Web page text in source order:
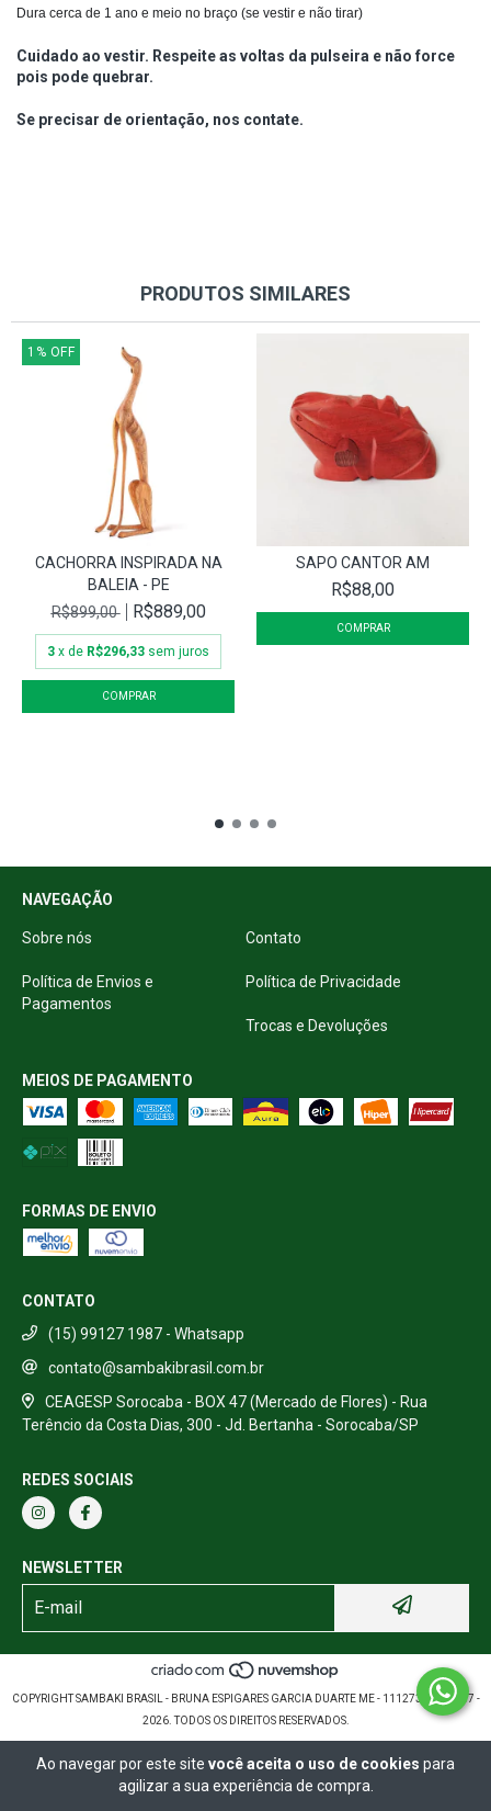
Ao navegar por este site você aceita o uso de cookies para
agilizar a sua experiência de compra.
Dura cerca de 1 ano e meio no braço (se vestir e não tirar)
Cuidado ao vestir. Respeite as voltas da pulseira e não force
pois pode quebrar.
Se precisar de orientação, nos contate.
PRODUTOS SIMILARES
1 % OFF
CACHORRA INSPIRADA NA
BALEIA - PE
R$899,00
R$889,00
3 x de R$296,33 sem juros
SAPO CANTOR AM
R$88,00
NAVEGAÇÃO
Sobre nós Contato
Política de Envios e
Pagamentos
Política de Privacidade
Trocas e Devoluções
MEIOS DE PAGAMENTO
FORMAS DE ENVIO
CONTATO
(15) 99127 1987 - Whatsapp
contato@sambakibrasil.com.br
CEAGESP Sorocaba - BOX 47 (Mercado de Flores) - Rua
Terêncio da Costa Dias, 300 - Jd. Bertanha - Sorocaba/SP
REDES SOCIAIS
NEWSLETTER
COPYRIGHT SAMBAKI BRASIL - BRUNA ESPIGARES GARCIA DUARTE ME - 11127389000157 -
2026. TODOS OS DIREITOS RESERVADOS.